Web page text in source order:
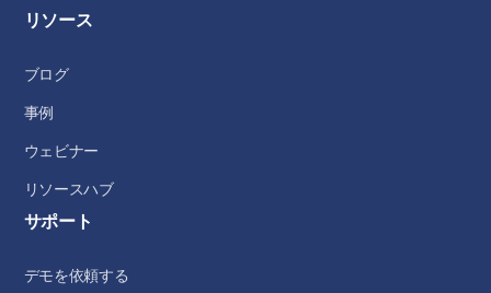
リソース
ブログ
事例
ウェビナー
リソースハブ
サポート
デモを依頼する